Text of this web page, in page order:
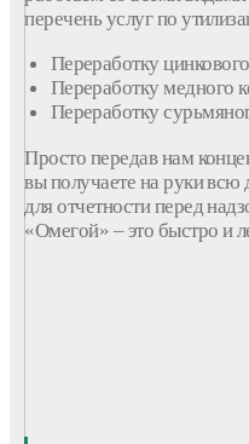
перечень услуг по
Переработку
Переработку медного
Переработку
Просто передав нам
вы получаете на руки
для отчетности перед
«Омегой» – это быстро и